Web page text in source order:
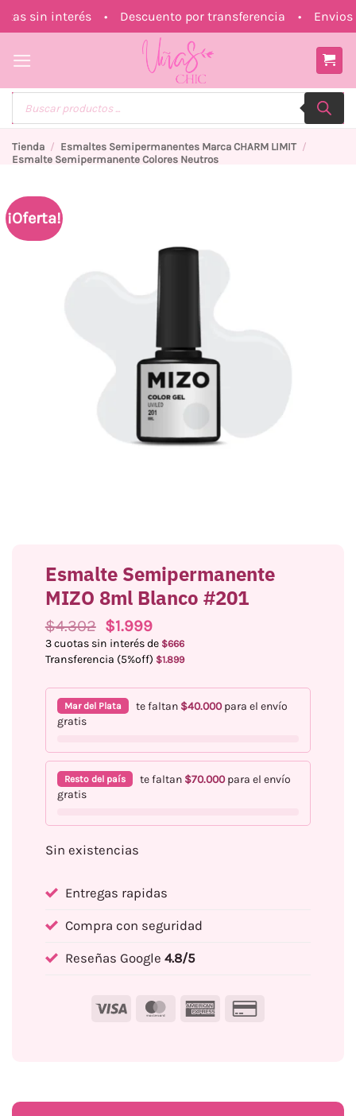
al
sin interés • Descuento por transferencia • Envios
Búsqueda
Tienda / Esmaltes Semipermanentes Marca CHARM LIMIT /
Esmalte Semipermanente Colores Neutros
¡Oferta!
Esmalte Semipermanente
MIZO 8ml Blanco #201
$4.302 El
precio
original
$4.302.
$1.999El
precio
actual
$1.999.
3 cuotas sin interés de $666
Transferencia (5%off) $1.899
Mar del Plata te faltan $40.000para el envío
gratis
Resto del país te faltan $70.000para el envío
gratis
Sin existencias
Entregas rapidas
Compra con seguridad
Reseñas Google 4.8/5
Visa MasterCardAmerican